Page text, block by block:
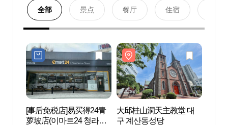
全部 景点 餐厅 住宿
[事后免税店]易买得24青
萝坡店(이마트24 청라언
大邱桂山洞天主教堂 대
구 계산동성당